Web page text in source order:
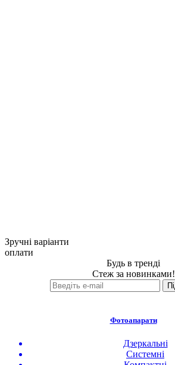
Зручні варіанти
оплати
Будь в тренді
Стеж за новинками!
Фотоапарати
Дзеркальні
Системні